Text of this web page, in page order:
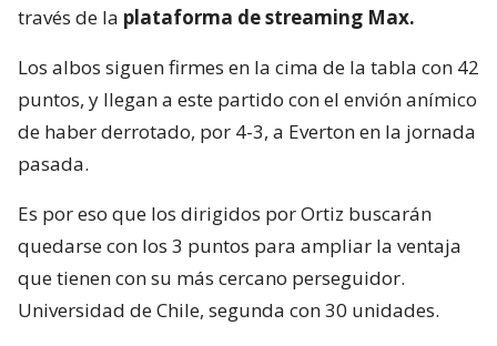
través de la plataforma de streaming Max.
Los albos siguen firmes en la cima de la tabla con 42
puntos, y llegan a este partido con el envión anímico
de haber derrotado, por 4-3, a Everton en la jornada
pasada.
Es por eso que los dirigidos por Ortiz buscarán
quedarse con los 3 puntos para ampliar la ventaja
que tienen con su más cercano perseguidor.
Universidad de Chile, segunda con 30 unidades.